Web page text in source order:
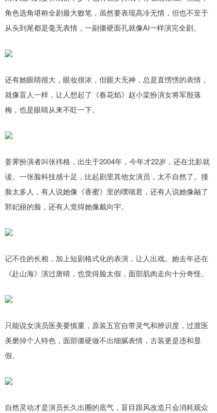
角色选角堪称全剧最大败笔，虽然要表现高冷无情，但也不至于
从头到尾都是毫无表情，一副僵硬面孔就像AI一样演完全剧。
还有她眼睛很大，眼妆很浓，但眼大无神，总是直愣愣的表情，
就像盲人一样，让人想起了《春花焰》赵小棠扮演女将军殷落
梅，也是眼睛从来不眨一下。
姜霁扮演者叫张祎格，出生于2004年，今年才22岁，还在北影就
读。一张脸科技感十足，比起剧里其他女演员，太不自然了。撞
脸太多人，有人说她像《香蜜》里的噗嗤君，还有人说她像融了
郭妃丽的脸，还有人觉得她像戴向宇。
记不住的长相，加上短剧格式化的表演，让人出戏。她去年还在
《赴山海》演过唐晴，也觉得脸太假，面部肌肉走向十分奇怪。
只能说女演员医美要慎重，原装五官自带灵气和辨识度，过渡医
美磨掉个人特色，面部僵硬做不出细腻表情，古装更是违和显
假。
自然灵动才是演员长久出圈的底气，盲目跟风改造只会消耗观众